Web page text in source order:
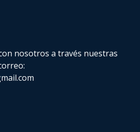
nosotros a través nuestras